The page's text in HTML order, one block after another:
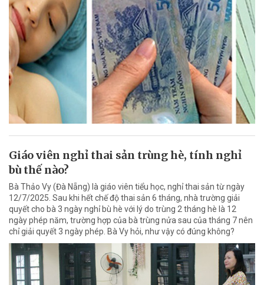
Giáo viên nghỉ thai sản trùng hè, tính nghỉ
bù thế nào?
Bà Thảo Vy (Đà Nẵng) là giáo viên tiểu học, nghỉ thai sản từ ngày
12/7/2025. Sau khi hết chế độ thai sản 6 tháng, nhà trường giải
quyết cho bà 3 ngày nghỉ bù hè với lý do trùng 2 tháng hè là 12
ngày phép năm, trường hợp của bà trùng nửa sau của tháng 7 nên
chỉ giải quyết 3 ngày phép. Bà Vy hỏi, như vậy có đúng không?